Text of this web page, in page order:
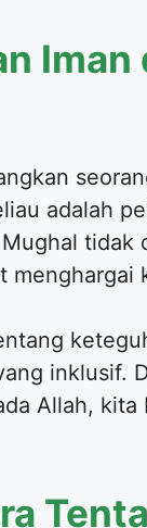
Iman
adalah
tidak
menghargai
inklusif.
Allah, kita